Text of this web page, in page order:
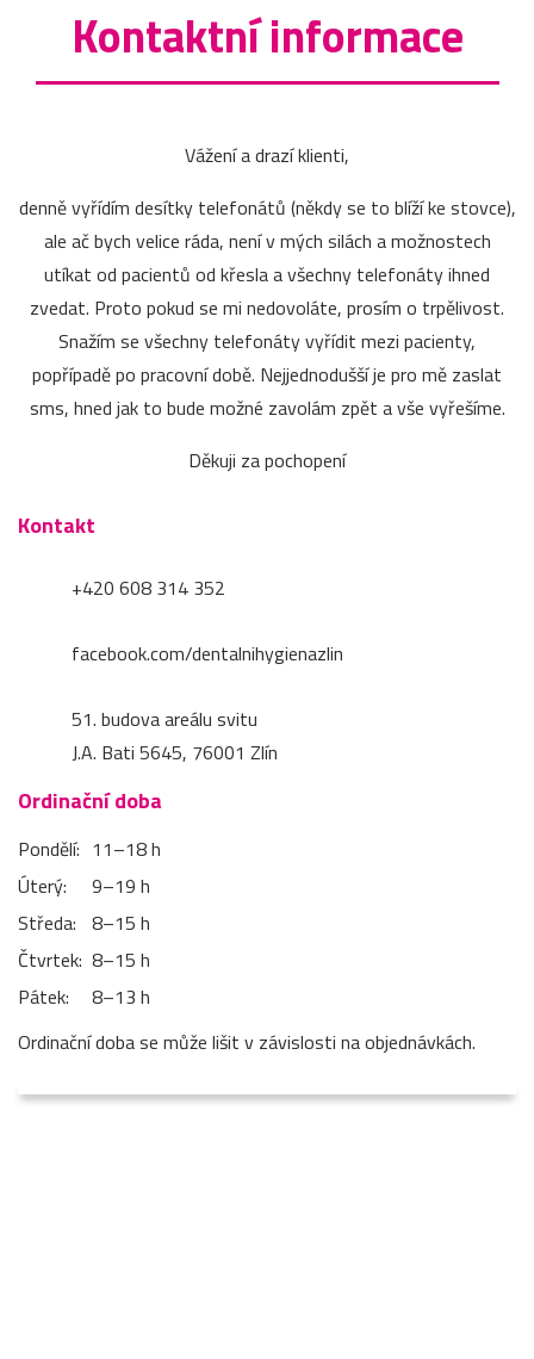
Kontaktní informace
Vážení a drazí klienti,
denně vyřídím desítky telefonátů (někdy se to blíží ke stovce),
ale ač bych velice ráda, není v mých silách a možnostech
utíkat od pacientů od křesla a všechny telefonáty ihned
zvedat. Proto pokud se mi nedovoláte, prosím o trpělivost.
Snažím se všechny telefonáty vyřídit mezi pacienty,
popřípadě po pracovní době. Nejjednodušší je pro mě zaslat
sms, hned jak to bude možné zavolám zpět a vše vyřešíme.
Děkuji za pochopení
Kontakt
+420 608 314 352
facebook.com/dentalnihygienazlin
51. budova areálu svitu
J.A. Bati 5645, 76001 Zlín
Ordinační doba
Pondělí: 11–⁠18 h
Úterý:
9–⁠19 h
Středa: 8–⁠15 h
Čtvrtek: 8–⁠15 h
Pátek:
8–⁠13 h
Ordinační doba se může lišit v závislosti na objednávkách.